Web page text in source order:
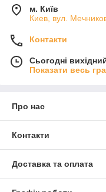
м. Київ
Киев, вул.
Контакти
Сьогодні
Показати весь
Про нас
Контакти
Доставка та оплата